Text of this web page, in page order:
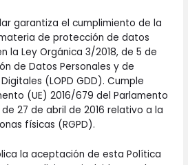
garantiza el cumplimiento de la
de protección de datos
la Ley Orgánica 3/2018, de 5 de
de Datos Personales y de
(LOPD GDD). Cumple
(UE) 2016/679 del Parlamento
27 de abril de 2016 relativo a la
físicas (RGPD).
la aceptación de esta Política